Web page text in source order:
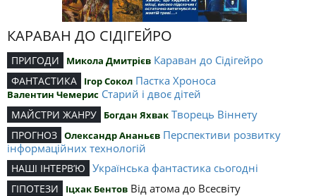
КАРАВАН ДО СІДІГЕЙРО
ПРИГОДИ Микола Дмитрієв Караван до Сідігейро
ФАНТАСТИКА Ігор Сокол Пастка Хроноса
Валентин Чемерис Старий і двоє дітей
МАЙСТРИ ЖАНРУ Богдан Яхвак Творець Віннету
ПРОГНОЗ Олександр Ананьєв Перспективи розвитку
інформаційних технологій
НАШІ ІНТЕРВ’Ю Українська фантастика сьогодні
ГІПОТЕЗИ Іцхак Бентов Від атома до Всесвіту